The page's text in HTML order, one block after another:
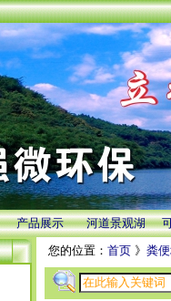
产品展示 河道景观湖
您的位置： 首页 》 粪